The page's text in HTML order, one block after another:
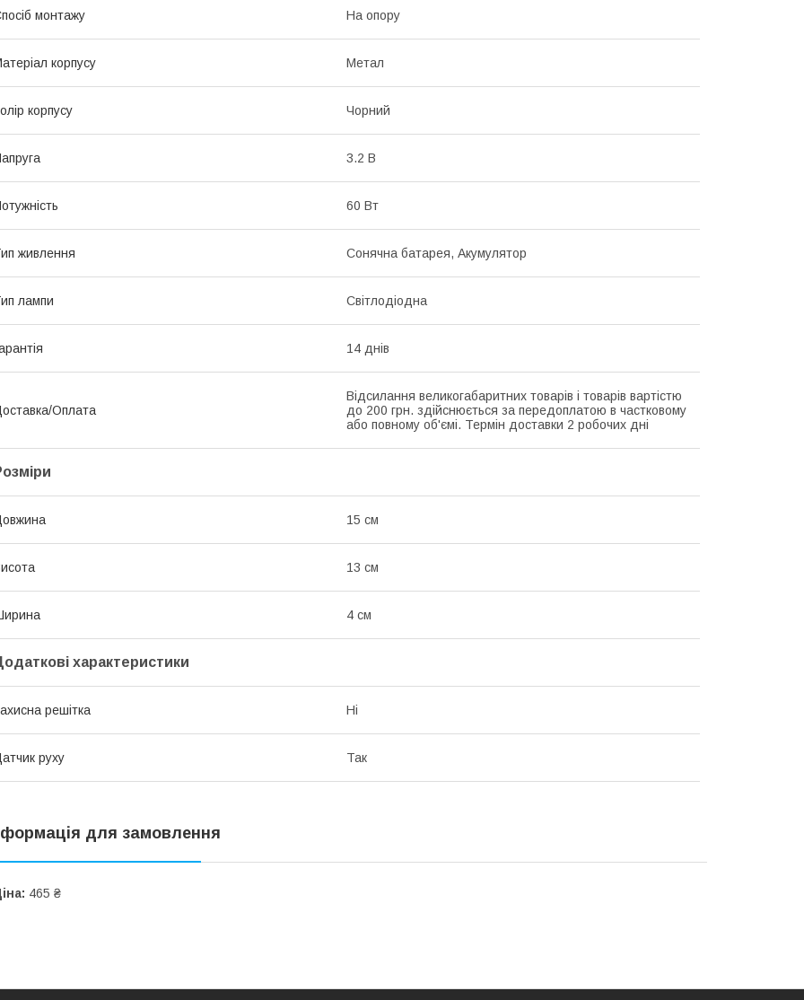
монтажу На опору
корпусу Метал
корпусу Чорний
3.2 В
60 Вт
живлення Сонячна батарея, Акумулятор
лампи Світлодіодна
14 днів
Оплата
Відсилання великогабаритних товарів і товарів вартістю
до 200 грн. здійснюється за передоплатою в частковому
або повному об'ємі. Термін доставки 2 робочих дні
15 см
13 см
4 см
характеристики
решітка Ні
руху Так
для замовлення
465 ₴